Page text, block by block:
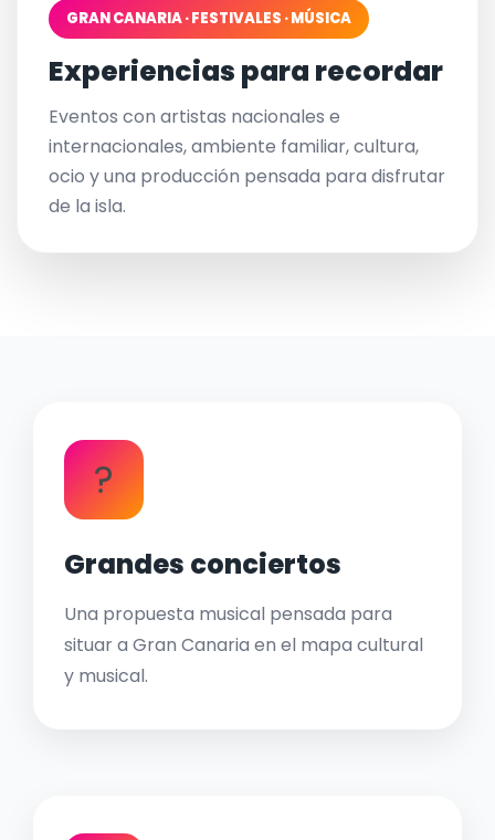
GRAN CANARIA · FESTIVALES · MÚSICA
Experiencias para recordar
Eventos con artistas nacionales e
internacionales, ambiente familiar, cultura,
ocio y una producción pensada para disfrutar
de la isla.
?
Grandes conciertos
Una propuesta musical pensada para
situar a Gran Canaria en el mapa cultural
y musical.